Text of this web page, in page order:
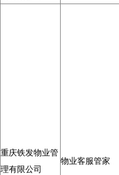
重庆铁发物业管
理有限公司
物业客服管家